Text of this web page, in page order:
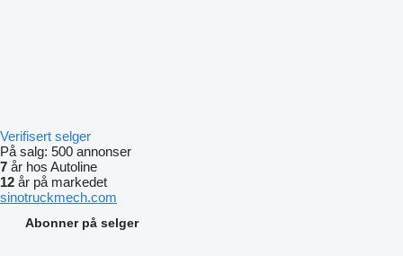
Verifisert selger
På salg: 500 annonser
7 år hos Autoline
12 år på markedet
sinotruckmech.com
Abonner på selger